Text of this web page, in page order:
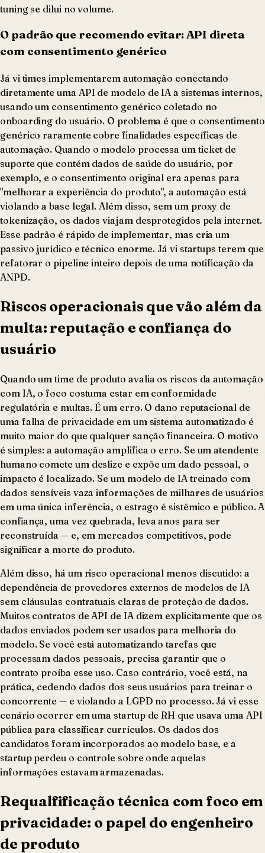
tuning se dilui no volume.
O padrão que recomendo evitar: API direta
com consentimento genérico
Já vi times implementarem automação conectando
diretamente uma API de modelo de IA a sistemas internos,
usando um consentimento genérico coletado no
onboarding do usuário. O problema é que o consentimento
genérico raramente cobre finalidades específicas de
automação. Quando o modelo processa um ticket de
suporte que contém dados de saúde do usuário, por
exemplo, e o consentimento original era apenas para
"melhorar a experiência do produto", a automação está
violando a base legal. Além disso, sem um proxy de
tokenização, os dados viajam desprotegidos pela internet.
Esse padrão é rápido de implementar, mas cria um
passivo jurídico e técnico enorme. Já vi startups terem que
refatorar o pipeline inteiro depois de uma notificação da
ANPD.
Riscos operacionais que vão além da
multa: reputação e confiança do
usuário
Quando um time de produto avalia os riscos da automação
com IA, o foco costuma estar em conformidade
regulatória e multas. É um erro. O dano reputacional de
uma falha de privacidade em um sistema automatizado é
muito maior do que qualquer sanção financeira. O motivo
é simples: a automação amplifica o erro. Se um atendente
humano comete um deslize e expõe um dado pessoal, o
impacto é localizado. Se um modelo de IA treinado com
dados sensíveis vaza informações de milhares de usuários
em uma única inferência, o estrago é sistêmico e público. A
confiança, uma vez quebrada, leva anos para ser
reconstruída — e, em mercados competitivos, pode
significar a morte do produto.
Além disso, há um risco operacional menos discutido: a
dependência de provedores externos de modelos de IA
sem cláusulas contratuais claras de proteção de dados.
Muitos contratos de API de IA dizem explicitamente que os
dados enviados podem ser usados para melhoria do
modelo. Se você está automatizando tarefas que
processam dados pessoais, precisa garantir que o
contrato proíba esse uso. Caso contrário, você está, na
prática, cedendo dados dos seus usuários para treinar o
concorrente — e violando a LGPD no processo. Já vi esse
cenário ocorrer em uma startup de RH que usava uma API
pública para classificar currículos. Os dados dos
candidatos foram incorporados ao modelo base, e a
startup perdeu o controle sobre onde aquelas
informações estavam armazenadas.
Requalfificação técnica com foco em
privacidade: o papel do engenheiro
de produto